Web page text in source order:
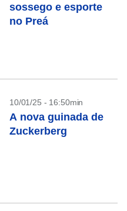
sossego e esporte
no Preá
10/01/25 - 16:50min
A nova guinada de
Zuckerberg